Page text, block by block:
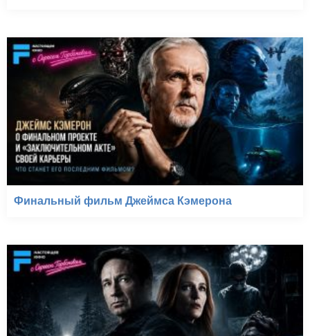
Финальный фильм Джеймса Кэмерона